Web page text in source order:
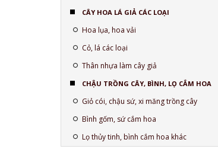
CÂY HOA LÁ GIẢ CÁC LOẠI
Hoa lụa, hoa vải
Cỏ, lá các loại
Thân nhựa làm cây giả
CHẬU TRỒNG CÂY, BÌNH, LỌ CẮM HOA
Giỏ cói, chậu sứ, xi măng trồng cây
Bình gốm, sứ cắm hoa
Lọ thủy tinh, bình cắm hoa khác